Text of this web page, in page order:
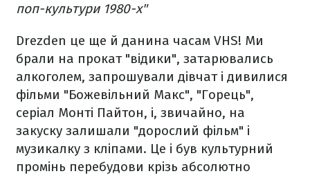
поп-культури 1980-х"
Drezden це ще й данина часам VHS! Ми
брали на прокат "відики", затарювались
алкоголем, запрошували дівчат і дивилися
фільми "Божевільний Макс", "Горець",
серіал Монті Пайтон, і, звичайно, на
закуску залишали "дорослий фільм" і
музикалку з кліпами. Це і був культурний
промінь перебудови крізь абсолютно